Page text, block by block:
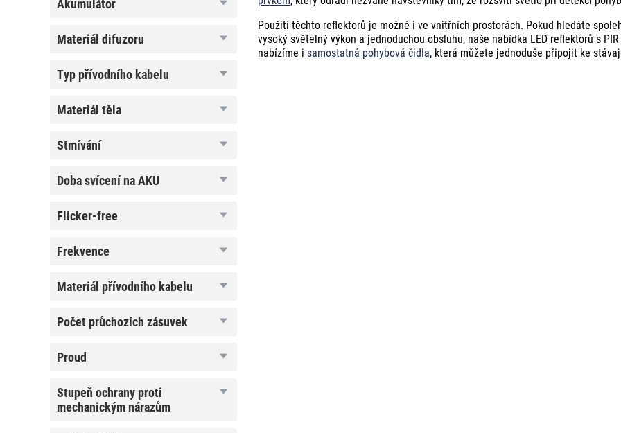
akumulátor
materiál
materiál difuzoru
typ
přívodního
typ přívodního kabelu
materiál
materiál těla
stmívání
stmívání
doba
AKU
doba svícení na AKU
flicker-
flicker-free
frekvence
frekvence
materiál
materiál přívodního kabelu
počet
průchozích
počet průchozích zásuvek
proud
proud
stupeň
ochrany proti
mechanickým
stupeň ochrany proti
mechanickým nárazům
Použití těchto reflektorů je možné i ve vnitřních prostorách. Pokud hledáte
vysoký světelný výkon a jednoduchou obsluhu, naše nabídka LED reflektorů s
nabízíme i samostatná pohybová čidla, která můžete jednoduše připojit ke